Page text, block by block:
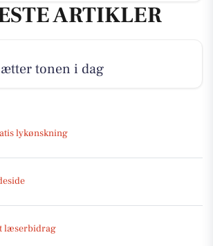
ARTIKLER
tonen i dag
lykønskning
læserbidrag